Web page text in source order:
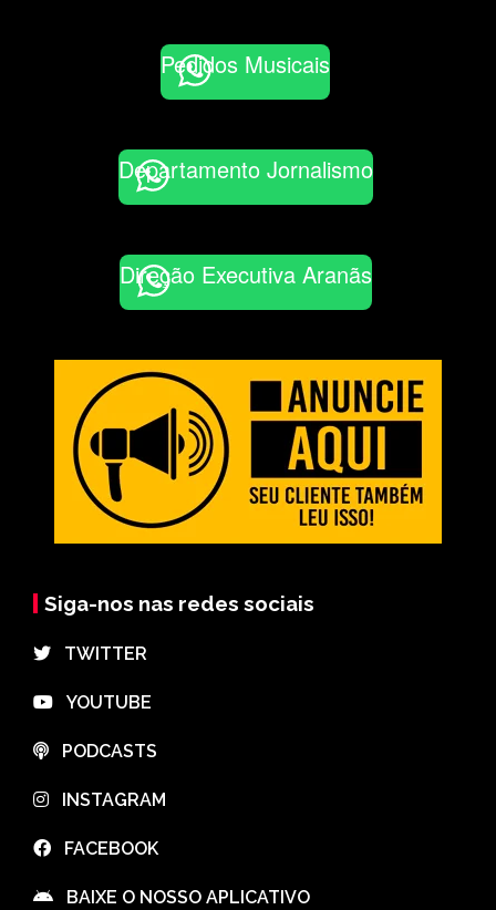
Pedidos Musicais
Departamento Jornalismo
Direção Executiva Aranãs
Siga-nos nas redes sociais
⠀TWITTER
⠀YOUTUBE
⠀PODCASTS
⠀INSTAGRAM
⠀FACEBOOK
⠀BAIXE O NOSSO APLICATIVO